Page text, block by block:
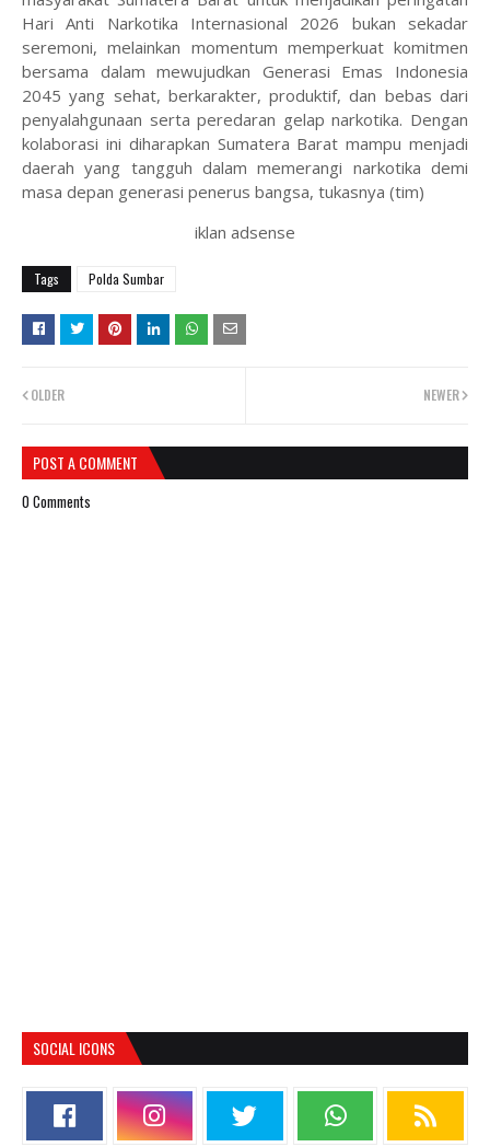
Hari Anti Narkotika Internasional 2026 bukan sekadar
seremoni, melainkan momentum memperkuat komitmen
bersama dalam mewujudkan Generasi Emas Indonesia
2045 yang sehat, berkarakter, produktif, dan bebas dari
penyalahgunaan serta peredaran gelap narkotika. Dengan
kolaborasi ini diharapkan Sumatera Barat mampu menjadi
daerah yang tangguh dalam memerangi narkotika demi
masa depan generasi penerus bangsa, tukasnya (tim)
iklan adsense
Tags Polda Sumbar
NEWER
OLDER
POST A COMMENT
0 Comments
SOCIAL ICONS